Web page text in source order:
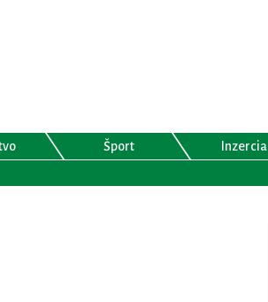
Šport Inzercia